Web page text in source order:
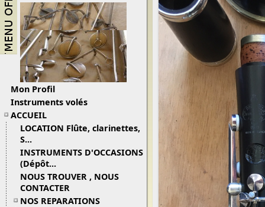
Mon Profil
Instruments volés
ACCUEIL
LOCATION Flûte, clarinettes,
S...
INSTRUMENTS D'OCCASIONS
(Dépôt...
NOUS TROUVER , NOUS
CONTACTER
NOS REPARATIONS